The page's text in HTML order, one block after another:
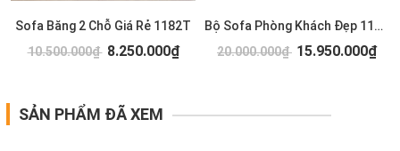
Sofa Băng 2 Chỗ Giá Rẻ 1182T
10.500.000₫ 8.250.000₫
Bộ Sofa Phòng Khách Đẹp 1179T
20.000.000₫ 15.950.000₫
SẢN PHẨM ĐÃ XEM